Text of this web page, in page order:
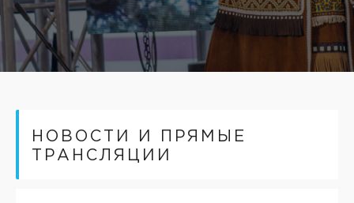
НОВОСТИ И ПРЯМЫЕ
ТРАНСЛЯЦИИ